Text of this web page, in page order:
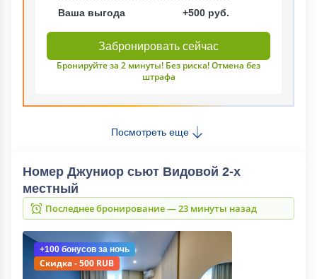
Ваша выгода +500 руб.
Забронировать сейчас
Бронируйте за 2 минуты! Без риска! Отмена без
штрафа
Посмотреть еще
Номер Джуниор сьют Видовой 2-х
местный
Последнее бронирование — 23 минуты назад
+100 бонусов за ночь
Скидка - 500 RUB